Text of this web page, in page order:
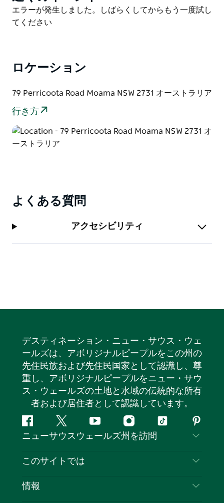
List
Product
List
エラーが発生しました。しばらくしてからもう一度試し
てください
ロケーション
79 Perricoota Road Moama NSW 2731 オーストラリア
行き方
よくある質問
アクセシビリティ
デスティネーション・ニュー・サウス・ウェ
ールズは、アボリジナルピープルをこの州の
先住民族および先住民国家として認識し、尊
重し、アボリジナルピープルをニュー・サウ
ス・ウェールズの土地と水域の伝統的な所有
者および居住者として認識しています。
フ
ェ
ス
ッ
ツ
イ
タ
ユ
ー
イ
ン
テ
ピ
ン
レ
ト
ニューサウスウェールズ州を訪問
お問い合わせ
このサイトでは
目的地
情報